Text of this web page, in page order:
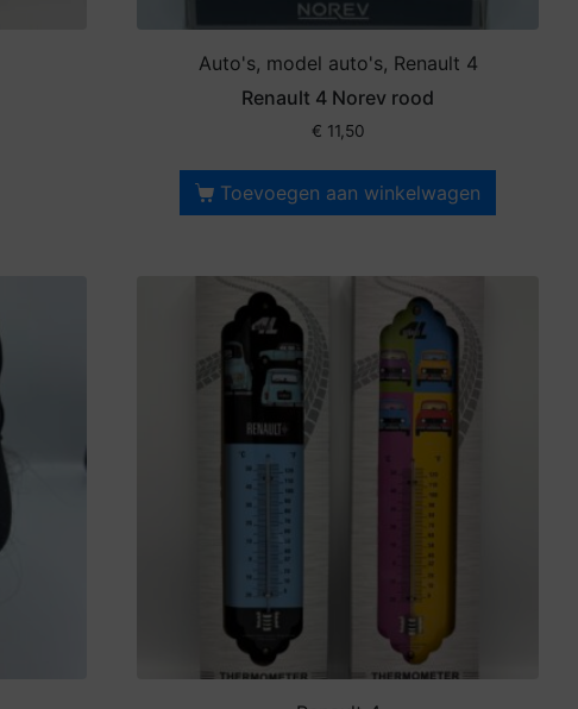
Auto's, model auto's, Renault 4
Renault 4 Norev rood
€ 11,50
Toevoegen aan winkelwagen